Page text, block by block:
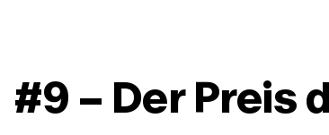
#9 – Der Preis